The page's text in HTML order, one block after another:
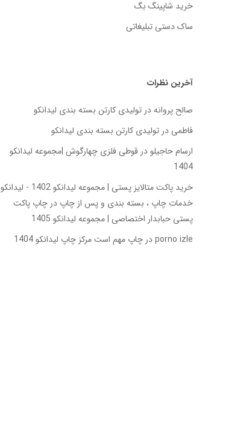
خرید شاپینگ بگ
ساک دستی تبلیغاتی
آخرین نظرات
صالح پروانهدرتولیدی کارتن بسته‌ بندی لیدانکو
فاطمیدرتولیدی کارتن بسته‌ بندی لیدانکو
ارسام حاجیلودرقوطی فلزی چهارگوش |مجموعه لیدانکو
1404
خرید پاکت متالایز پستی | مجموعه لیدانکو 1402 - لیدانکو
خدمات چاپ ، بسته بندی و پس از چاپ درچاپ پاکت
پستی حبابدار اختصاصی | مجموعه لیدانکو 1405
porno izleدرچاپ مهم است مرکز چاپ لیدانکو 1404